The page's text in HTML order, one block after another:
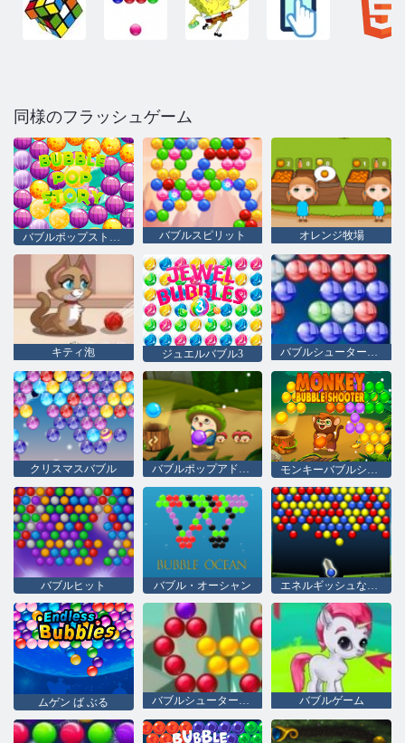
同様のフラッシュゲーム
バブルポップストーリー バブルスピリット オレンジ牧場
キティ泡 ジュエルバブル3 バブルシューターHD
クリスマスバブル バブルポップアドベンチャー モンキーバブルシューティング null
バブルヒット バブル・オーシャン エネルギッシュなボール
ムゲン ば ぶる バブルシューター佐賀 バブルゲーム